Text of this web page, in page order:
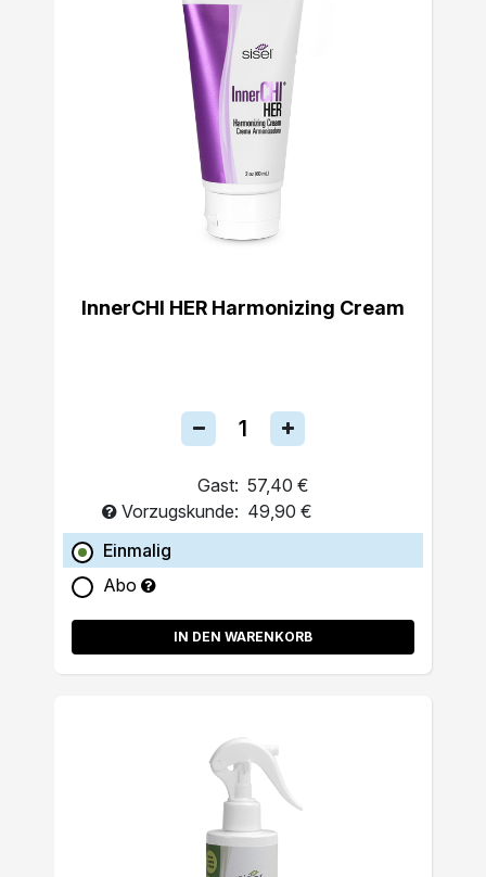
InnerCHI HER Harmonizing Cream
Gast: 57,40 €
Vorzugskunde: 49,90 €
Einmalig
Abo
IN DEN WARENKORB